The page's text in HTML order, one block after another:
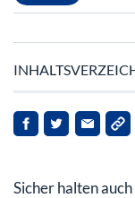
Blick auf die
Sicher halten